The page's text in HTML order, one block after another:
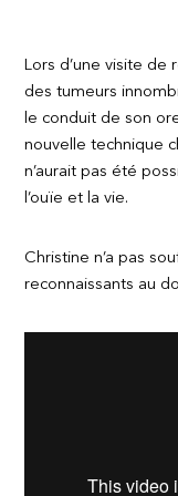
Lors d’une visite de
des tumeurs
le conduit de son
nouvelle technique
n’aurait pas été
l’ouïe et la vie.
Christine n’a pas
reconnaissants au